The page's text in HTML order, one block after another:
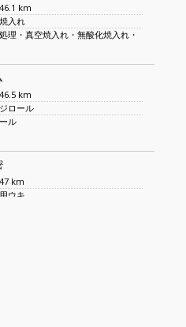
km
入れ
理・真空焼入れ・無酸化焼入れ・
km
ロール
ル
km
ウキ